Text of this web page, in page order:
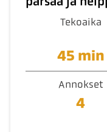
Tekoaika
45 min
Annokset
4